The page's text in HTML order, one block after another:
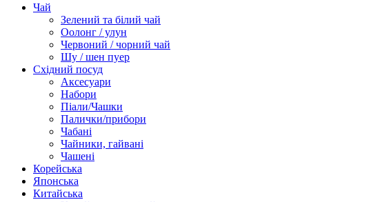
Чай
Зелений та білий чай
Оолонг / улун
Червоний / чорний чай
Шу / шен пуер
Східний посуд
Аксесуари
Набори
Піали/Чашки
Палички/прибори
Чабані
Чайники, гайвані
Чашені
Корейська
Японська
Китайська